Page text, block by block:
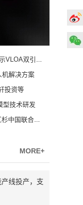
RoboScience发布通用具身大模型Visics，首次展示VLOA双引擎架构
机解决方案
投资等
型技术研发
讯兔科技完成超1亿元Pre-A轮融资，高瓴创投、红杉中国联合领投
MORE+
线投产，支